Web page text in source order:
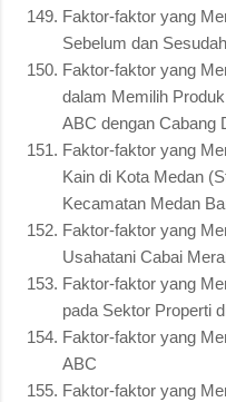
Faktor-faktor yang
Sebelum dan
Faktor-faktor yang
dalam Memilih
ABC dengan Cabang
Faktor-faktor yang
Kain di Kota Medan
Kecamatan Medan
Faktor-faktor yang
Usahatani Cabai
Faktor-faktor yang
pada Sektor Properti
Faktor-faktor yang
ABC
Faktor-faktor yang